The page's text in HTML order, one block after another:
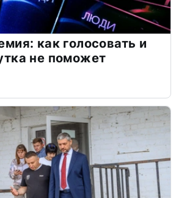
как голосовать и
не поможет